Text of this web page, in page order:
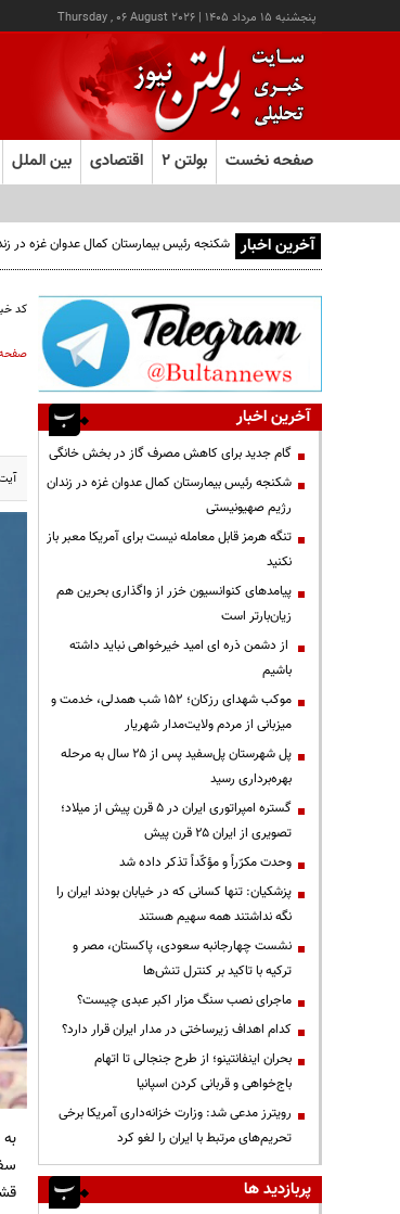
پنجشنبه ۱۵ مرداد ۱۴۰۵ |
Thursday , 06 August 2026
صفحه نخست بولتن ۲ اقتصادی بین الملل
آخرین اخبار شکنجه رئیس بیمارستان کمال عدوان غزه در
کد
آخرین اخبار
گام جدید برای کاهش مصرف گاز در بخش خانگی
شکنجه رئیس بیمارستان کمال عدوان غزه در زندان
رژیم صهیونیستی
تنگه هرمز قابل معامله نیست برای آمریکا معبر باز
نکنید
پیامدهای کنوانسیون خزر از واگذاری بحرین هم
زیان‌بارتر است
از دشمن ذره ای امید خیرخواهی نباید داشته
باشیم
موکب شهدای رزکان؛ ۱۵۲ شب همدلی، خدمت و
میزبانی از مردم ولایت‌مدار شهریار
پل شهرستان پل‌سفید پس از ۲۵ سال به مرحله
بهره‌برداری رسید
گستره امپراتوری ایران در ۵ قرن پیش از میلاد؛
تصویری از ایران ۲۵ قرن پیش
وحدت مکرّراً و مؤکّداً تذکر داده شد
پزشکیان: تنها کسانی که در خیابان بودند ایران را
نگه نداشتند همه سهیم هستند
نشست چهارجانبه سعودی، پاکستان، مصر و
ترکیه با تاکید بر کنترل تنش‌ها
ماجرای نصب سنگ مزار اکبر عبدی چیست؟
کدام اهداف زیرساختی در مدار ایران قرار دارد؟
بحران اینفانتینو؛ از طرح جنجالی تا اتهام
باج‌خواهی و قربانی کردن اسپانیا
رویترز مدعی شد: وزارت خزانه‌داری آمریکا برخی
تحریم‌های مرتبط با ایران را لغو کرد
پربازدید ها